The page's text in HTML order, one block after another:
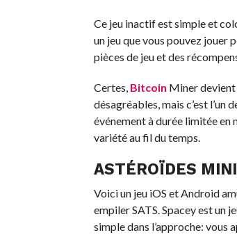
Ce jeu inactif est simple et
un jeu que vous pouvez jouer
pièces de jeu et des
Certes, Bitcoin Miner
désagréables, mais c’est l’un
événement à durée limitée en
variété au fil du temps.
ASTÉROÏDES
Voici un jeu iOS et Android
empiler SATS. Spacey est un
simple dans l’approche: vous